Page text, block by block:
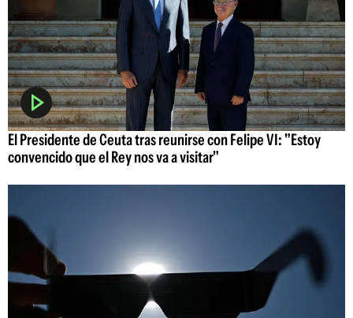
El Presidente de Ceuta tras reunirse con Felipe VI: "Estoy
convencido que el Rey nos va a visitar"